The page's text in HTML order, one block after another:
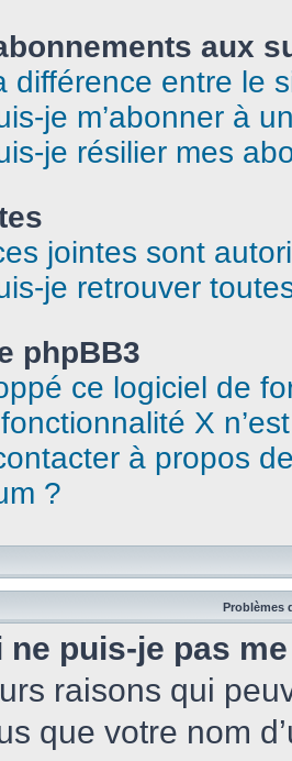
aux
différence entre le
je m’abonner à
je résilier mes
jointes sont
je retrouver
phpBB3
ce logiciel de
X
à propos
?
Problèmes
ne puis-je pas
raisons qui
que votre nom